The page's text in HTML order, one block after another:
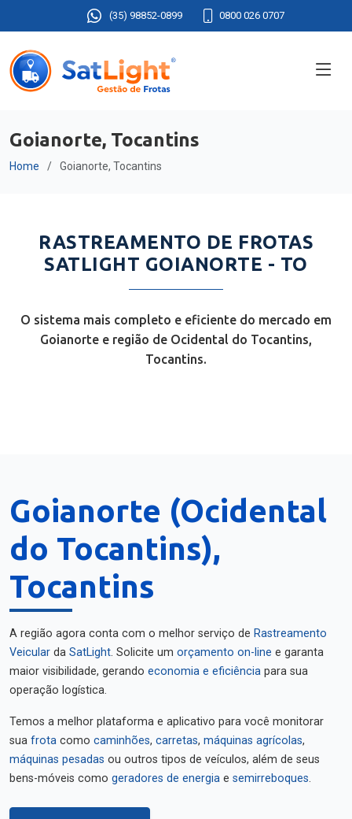
(35) 98852-0899 0800 026 0707
Goianorte, Tocantins
Home Goianorte, Tocantins
RASTREAMENTO DE FROTAS
SATLIGHT GOIANORTE - TO
O sistema mais completo e eficiente do mercado em
Goianorte e região de Ocidental do Tocantins,
Tocantins.
Goianorte (Ocidental
do Tocantins),
Tocantins
A região agora conta com o melhor serviço de Rastreamento
Veicular da SatLight. Solicite um orçamento on-line e garanta
maior visibilidade, gerando economia e eficiência para sua
operação logística.
Temos a melhor plataforma e aplicativo para você monitorar
sua frota como caminhões, carretas, máquinas agrícolas,
máquinas pesadas ou outros tipos de veículos, além de seus
bens-móveis como geradores de energia e semirreboques.